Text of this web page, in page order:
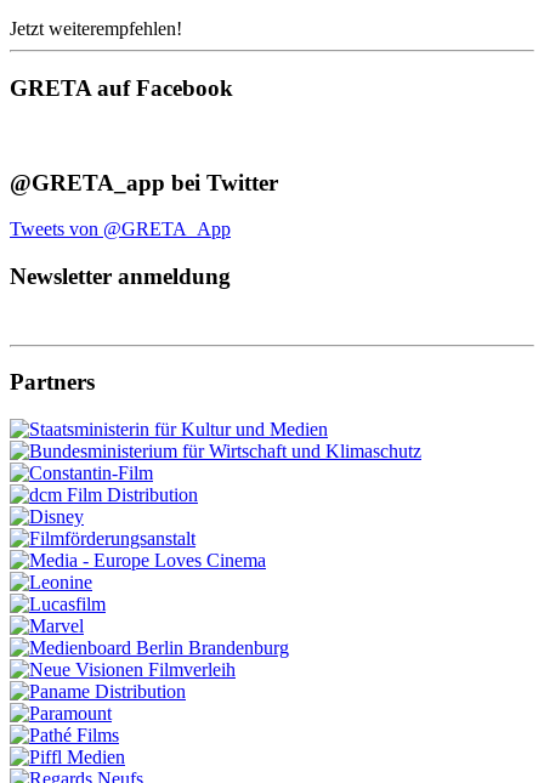
Jetzt weiterempfehlen!
GRETA auf Facebook
@GRETA_app bei Twitter
Tweets von @GRETA_App
Newsletter anmeldung
Partners